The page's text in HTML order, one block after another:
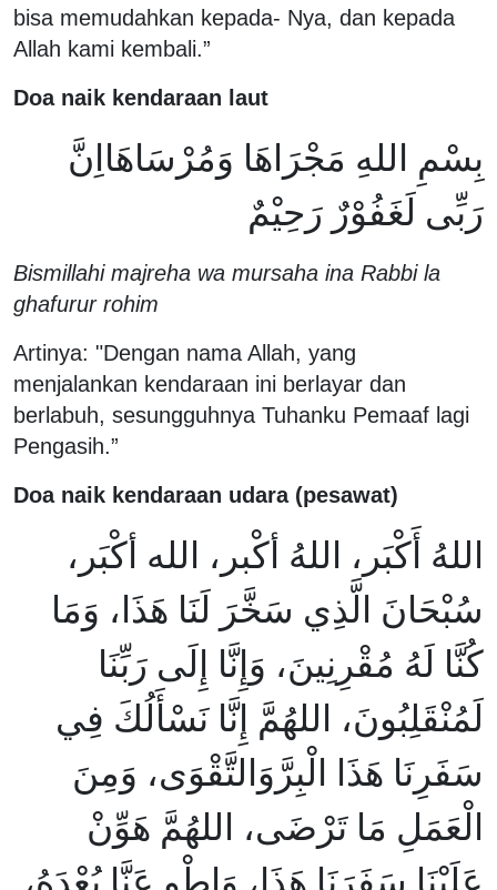
bisa memudahkan kepada- Nya, dan kepada
Allah kami kembali.”
Doa naik kendaraan laut
بِسْمِ اللهِ مَجْرَاهَا وَمُرْسَاهَااِنَّ
رَبِّى لَغَفُوْرٌ رَحِيْمٌ
Bismillahi majreha wa mursaha ina Rabbi la
ghafurur rohim
Artinya: "Dengan nama Allah, yang
menjalankan kendaraan ini berlayar dan
berlabuh, sesungguhnya Tuhanku Pemaaf lagi
Pengasih.”
Doa naik kendaraan udara (pesawat)
اللهُ أَكْبَر، اللهُ أكْبر، الله أكْبَر،
سُبْحَانَ الَّذِي سَخَّرَ لَنَا هَذَا، وَمَا
كُنَّا لَهُ مُقْرِنِينَ، وَإِنَّا إِلَى رَبِّنَا
لَمُنْقَلِبُونَ، اللهُمَّ إِنَّا نَسْأَلُكَ فِي
سَفَرِنَا هَذَا الْبِرَّوَالتَّقْوَى، وَمِنَ
الْعَمَلِ مَا تَرْضَى، اللهُمَّ هَوِّنْ
عَلَيْنَا سَفَرَنَا هَذَا، وَاطْوِ عَنَّا بُعْدَهُ،